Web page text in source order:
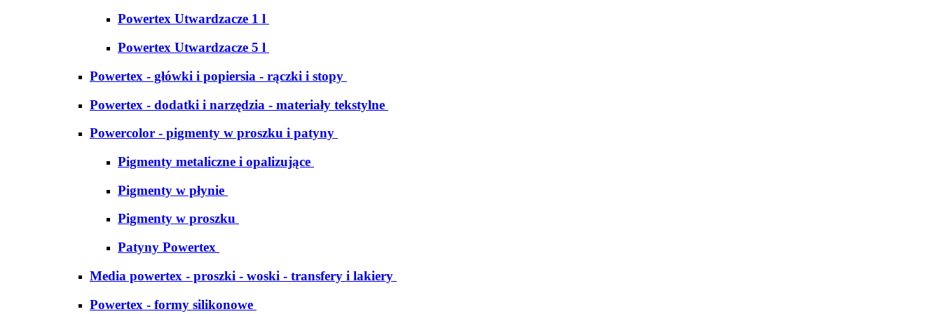
Powertex Utwardzacze 1 l
Powertex Utwardzacze 5 l
Powertex - główki i popiersia - rączki i stopy
Powertex - dodatki i narzędzia - materiały tekstylne
Powercolor - pigmenty w proszku i patyny
Pigmenty metaliczne i opalizujące
Pigmenty w płynie
Pigmenty w proszku
Patyny Powertex
Media powertex - proszki - woski - transfery i lakiery
Powertex - formy silikonowe